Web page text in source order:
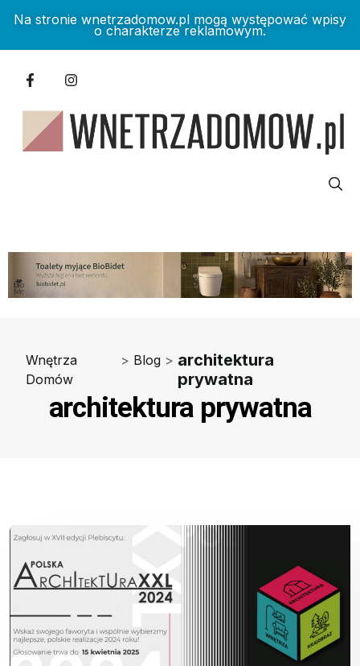
Na stronie wnetrzadomow.pl mogą występować wpisy
o charakterze reklamowym.
Wnętrza
Domów
> Blog > architektura
prywatna
architektura prywatna